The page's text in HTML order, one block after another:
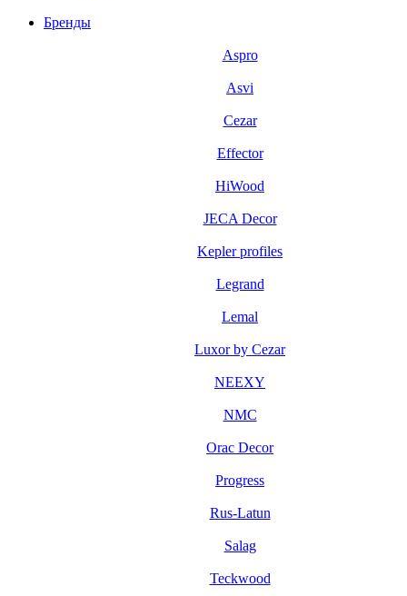
Бренды
Aspro
Asvi
Cezar
Effector
HiWood
JECA Decor
Kepler profiles
Legrand
Lemal
Luxor by Cezar
NEEXY
NMC
Orac Decor
Progress
Rus-Latun
Salag
Teckwood